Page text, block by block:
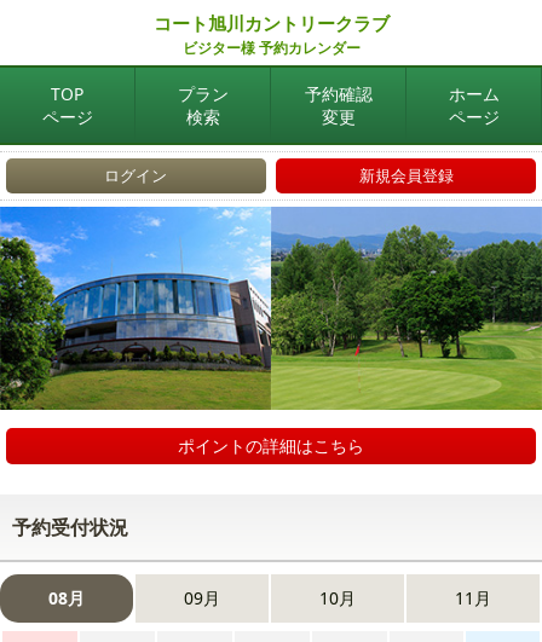
コート旭川カントリークラブ
ビジター様 予約カレンダー
TOP
ページ
プラン
検索
予約確認
変更
ホーム
ページ
ログイン 新規会員登録
ポイントの詳細はこちら
予約受付状況
08月 09月 10月 11月